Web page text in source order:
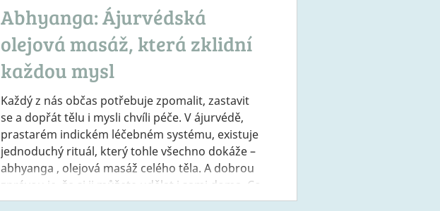
Abhyanga: Ájurvédská
olejová masáž, která zklidní
každou mysl
Každý z nás občas potřebuje zpomalit, zastavit
se a dopřát tělu i mysli chvíli péče. V ájurvédě,
prastarém indickém léčebném systému, existuje
jednoduchý rituál, který tohle všechno dokáže –
abhyanga , olejová masáž celého těla. A dobrou
zprávou je, že si ji můžete udělat i sami doma. Co
je abhyanga? Abhyanga je masáž teplým